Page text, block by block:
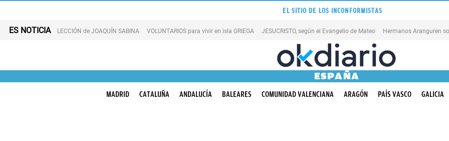
EL SITIO DE LOS INCONFORMISTAS
ES NOTICIA LECCIÓN de JOAQUÍN SABINA VOLUNTARIOS para vivir en isla GRIEGA JESUCRISTO, según el Evangelio de Mateo Hermanos Aranguren
ESPAÑA
MADRID CATALUÑA ANDALUCÍA BALEARES COMUNIDAD VALENCIANA ARAGÓN PAÍS VASCO GALICIA